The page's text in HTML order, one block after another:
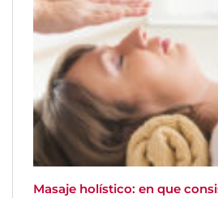
Masaje holístico: en que